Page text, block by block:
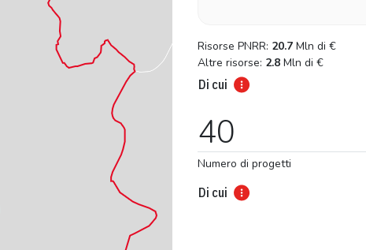
Risorse PNRR: 20.7 Mln di €
Altre risorse: 2.8 Mln di €
Di cui
40
Numero di progetti
Di cui